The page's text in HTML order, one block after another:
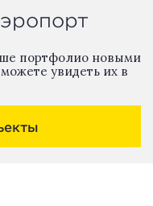
портфолио новыми
увидеть их в